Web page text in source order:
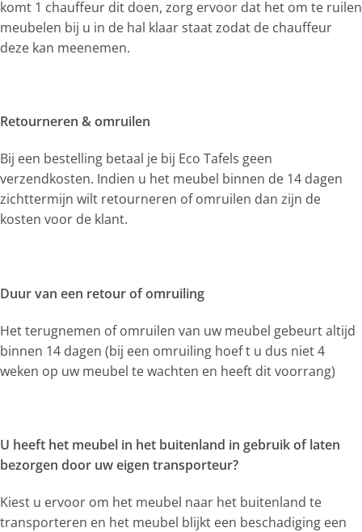
komt 1 chauffeur dit doen, zorg ervoor dat het om te ruilen
meubelen bij u in de hal klaar staat zodat de chauffeur
deze kan meenemen.
Retourneren & omruilen
Bij een bestelling betaal je bij Eco Tafels geen
verzendkosten. Indien u het meubel binnen de 14 dagen
zichttermijn wilt retourneren of omruilen dan zijn de
kosten voor de klant.
Duur van een retour of omruiling
Het terugnemen of omruilen van uw meubel gebeurt altijd
binnen 14 dagen (bij een omruiling hoef t u dus niet 4
weken op uw meubel te wachten en heeft dit voorrang)
U heeft het meubel in het buitenland in gebruik of laten
bezorgen door uw eigen transporteur?
Kiest u ervoor om het meubel naar het buitenland te
transporteren en het meubel blijkt een beschadiging een